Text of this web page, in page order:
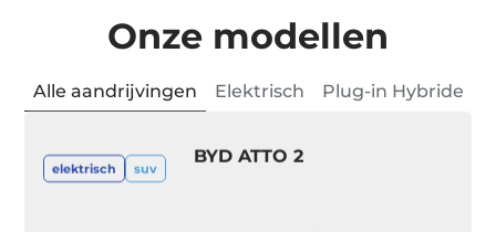
Onze modellen
Elektrisch Plug-in Hybride
Alle aandrijvingen
BYD ATTO 2
elektrisch suv